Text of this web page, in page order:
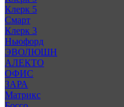
Клерк 5
Смарт
Клерк 3
Ньюфорд
ЭВОЛЮШН
АЛЕКТО
ОФИС
ЗАРА
Матрикс